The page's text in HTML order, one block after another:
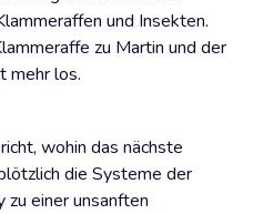
und Insekten.
zu Martin und der
mehr los.
wohin das nächste
die Systeme der
zu einer unsanften